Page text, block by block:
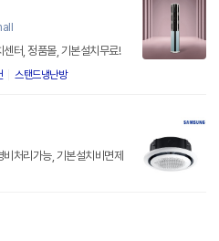
터, 정품몰, 기본설치무료!
스탠드냉난방
처리가능, 기본설치비면제